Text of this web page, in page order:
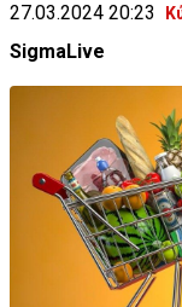
27.03.2024 20:23
SigmaLive